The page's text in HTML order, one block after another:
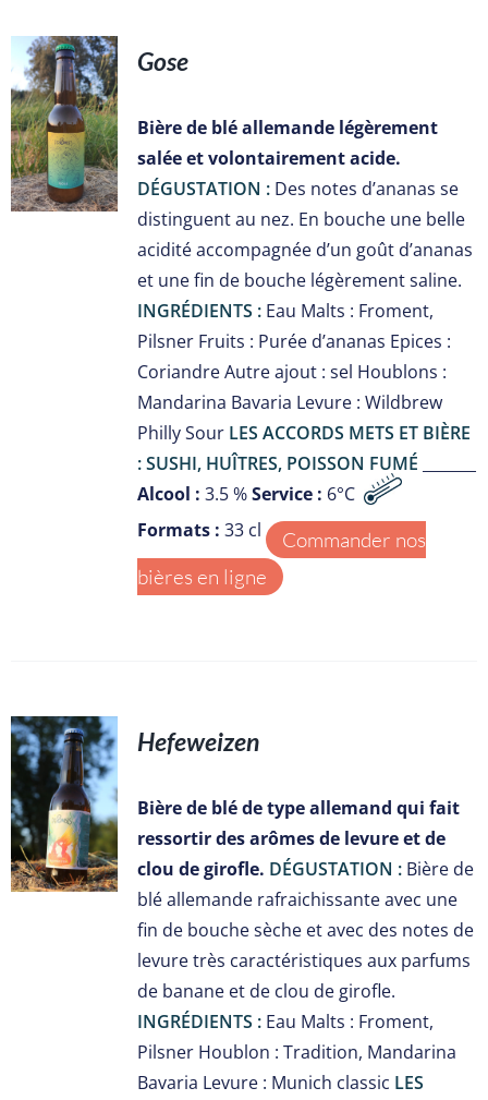
Gose
Bière de blé allemande légèrement
salée et volontairement acide.
DÉGUSTATION :Des notes d’ananas se
distinguent au nez. En bouche une belle
acidité accompagnée d’un goût d’ananas
et une fin de bouche légèrement saline.
INGRÉDIENTS :Eau Malts : Froment,
Pilsner Fruits : Purée d’ananas Epices :
Coriandre Autre ajout : sel Houblons :
Mandarina Bavaria Levure : Wildbrew
Philly Sour LES ACCORDS METS ET BIÈRE
: SUSHI, HUÎTRES, POISSON FUMÉ
Alcool : 3.5 %Service : 6°C
Formats : 33 cl
Commander nos
bières en ligne
Hefeweizen
Bière de blé de type allemand qui fait
ressortir des arômes de levure et de
clou de girofle. DÉGUSTATION :Bière de
blé allemande rafraichissante avec une
fin de bouche sèche et avec des notes de
levure très caractéristiques aux parfums
de banane et de clou de girofle.
INGRÉDIENTS :Eau Malts : Froment,
Pilsner Houblon : Tradition, Mandarina
Bavaria Levure : Munich classic LES